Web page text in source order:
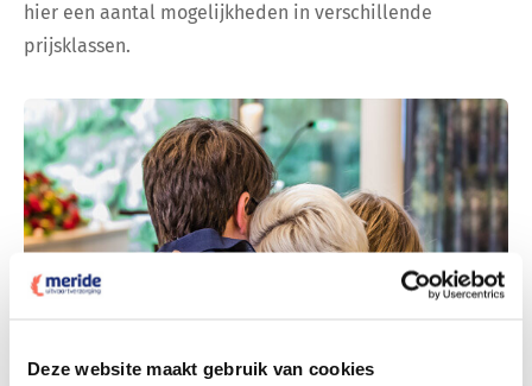
Deze website maakt gebruik van cookies
hier een aantal mogelijkheden in verschillende
prijsklassen.
Dit kost een crematie
Bekijk tarieven voor crematie